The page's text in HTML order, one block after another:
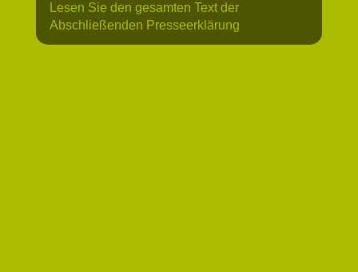
Lesen Sie den gesamten Text der
Abschließenden Presseerklärung